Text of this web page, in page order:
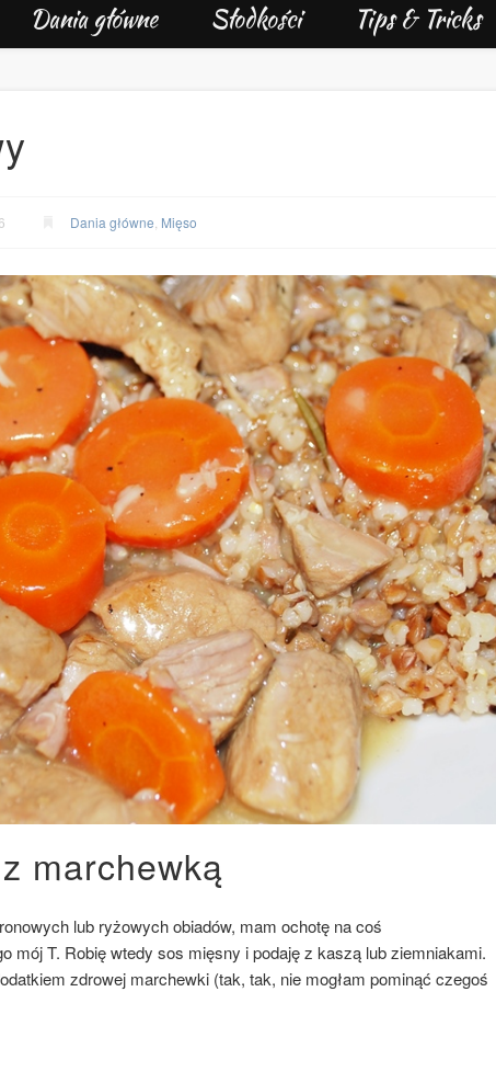
Dania główne Słodkości Tips & Tricks
Dania główne Mięso
marchewką
lub ryżowych obiadów, mam ochotę na coś
mój T. Robię wtedy sos mięsny i podaję z kaszą lub ziemniakami.
zdrowej marchewki (tak, tak, nie mogłam pominąć czegoś